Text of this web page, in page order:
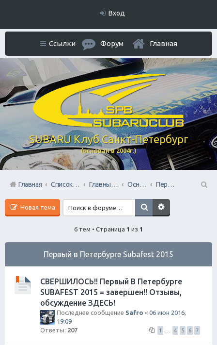
Вход
SUBARU Клуб Санкт-Петербург
(основан в 2004г.)
Ссылки Форум Главная
Главная Список форумов Главный раздел Основной форум
Первый в Петербурге Subafest 2015
Новая тема
6 тем • Страница 1 из 1
Первый в Петербурге Subafest 2015
СВЕРШИЛОСЬ!! Первый В Петербурге
SUBAFEST 2015 = завершен!! Отзывы,
обсуждение ЗДЕСЬ!
Последнее сообщение Safro « 06 июн 2016,
19:09
Ответы: 207 1 4 5 6 7